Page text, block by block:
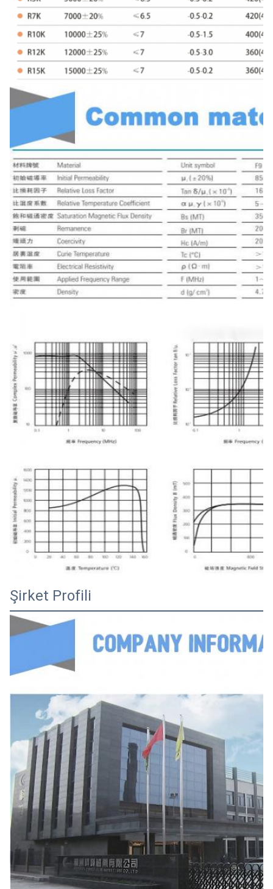
25×5×21×15-1.5 5±0.3
25×5×21×18-1.5 25±0.5 5±0.3
25 x 7,7 x 18 x 16-0.9 7.7±0.3
25 x 7,7 x 18 x 24-0.9
25.5×4.3×22×2.85-0.8 25±0.5 4.3±0.3
25.5×4.3×22×6-0.8
26×5×22×7-0.8 26±0.6
26×6×20.5×20-0.8 26±0.5 6±0.3
26×6×20.5×23-0.8 26±0.5 6±0.3
26 x 12,5 x 16 x 6-2.5 26±0.5 12.5±0.4
26.5×5×22.5×12-0.9 26.5±0.6 5±0.3
28×5×24×12-0.8 28 ± 0.7 5±0.3
28×8×21×15-2 28 ± 0.7 8±0.5
28 x 14 x 20.5 x 9-7.2 28 ± 0.5 14±0.4
28×14×20.5×13-7.2 28 ± 0.7 14±0.5
28.5×6.5×21.5×15-1.4 6.5±0.3
28.6×3.75×25×10-0.7 28.6±0.7 3.75±0.3
29 x 3.2 x 27 x 6-0.8 29±0.7 3.2±0.3
29 x 3,2 x 27 x 12-0.8 29±0.5
29×8×22×10-2 8±0.5
32 x 6,5 x 28,5 x 9,5-2.5
32 x 6.5 x 27.5 x 9.5-3.0
32±1.0 6.5±0.5
33.5×6.5×27×8-1.3
33.5×6.5×27×10-1.3 33.5±1.0 6.5±0.5
33.5×6.5×27×12-1.3 33.5±1.0
33.5×6.5×27×15-1.3 33.5±1.0 6.5±0.5
33.5×6.5×27.5×8-1.5 6.5±0.5
33.5×6.5×27.5×10-1.8 33.5±1.0 6.5±0.5
33.5×6.5×27.5×12-1.8 33.5±1.0 6.5±0.5
33.5×6.5×27.5×15-1.8 33.5±0.6 6.5±0.3
36×7,5×31×20-1 7.5±0.4
Şirket Profili